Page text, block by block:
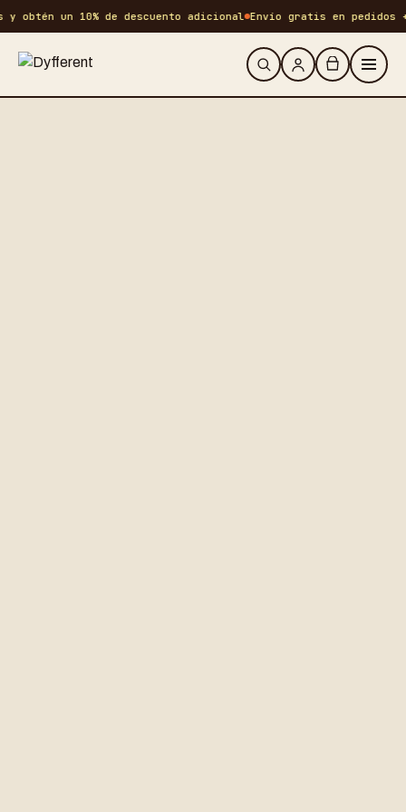
obtén un 10% de descuento adicional Envío gratis en pedidos